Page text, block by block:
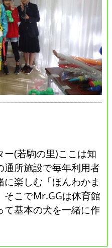
(若駒の里)ここは知
通所施設で毎年利用者
楽しむ「ほんわかま
そこでMr.GGは体育館
て基本の犬を一緒に作